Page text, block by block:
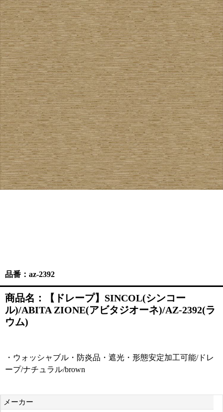
品番：az-2392
商品名：【ドレープ】SINCOL(シンコー
ル)/ABITA ZIONE(アビタジオーネ)/AZ-2392(ラ
ウム)
・ウォッシャブル・防炎品・遮光・形態安定加工可能/ドレ
ープ/ナチュラル/brown
メーカー